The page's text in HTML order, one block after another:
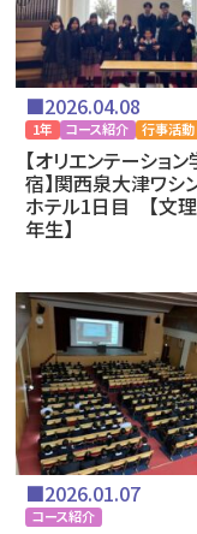
■2026.04.08
1年 コース紹介 行事活動
【オリエンテーショ
宿】関西泉大津ワシ
ホテル1日目 【文
年生】
■2026.01.07
コース紹介